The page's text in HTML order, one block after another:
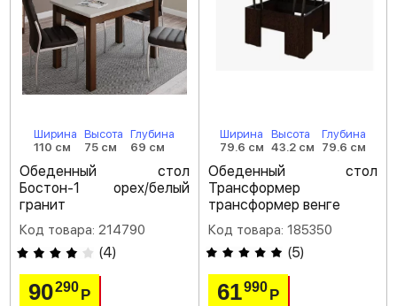
Ширина
110 см
Высота
75 см
Глубина
69 см
Обеденный стол
Бостон-1 орех/белый
гранит
Код товара: 214790
(4)
90290Р
Ширина
79.6 см
Высота
43.2 см
Глубина
79.6 см
Обеденный стол
Трансформер
трансформер венге
Код товара: 185350
(5)
61990 Р